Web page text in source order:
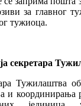
за главног
тужиоца.
секретара
Тужилаштва
и координирања